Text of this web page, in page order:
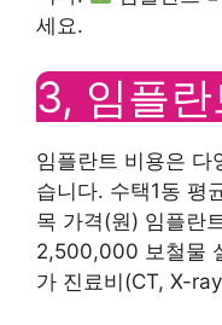
세요.
3, 임플
임플란트 비용은 다
습니다. 수택1동 평
목 가격(원) 임플란
2,500,000 보철물
가 진료비(CT, X-